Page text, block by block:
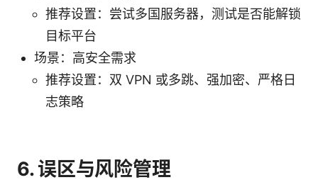
推荐设置：尝试多国服务器，测试是否能解锁
目标平台
场景：高安全需求
推荐设置：双 VPN 或多跳、强加密、严格日
志策略
6. 误区与风险管理